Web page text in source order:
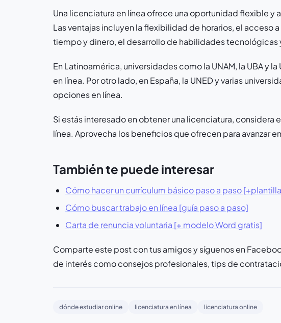
Una licenciatura en línea ofrece una oportunidad flexible y
Las ventajas incluyen la flexibilidad de horarios, el acceso
tiempo y dinero, el desarrollo de habilidades tecnológicas
En Latinoamérica, universidades como la UNAM, la UBA y
en línea. Por otro lado, en España, la UNED y varias
opciones en línea.
Si estás interesado en obtener una licenciatura, considera
línea. Aprovecha los beneficios que ofrecen para avanzar
También te puede interesar
Cómo hacer un currículum básico paso a paso
Cómo buscar trabajo en línea [guía paso a paso]
Carta de renuncia voluntaria [+ modelo Word gratis]
Comparte este post con tus amigos y síguenos en
de interés como consejos profesionales, tips de
dónde estudiar online licenciatura en línea licenciatura online